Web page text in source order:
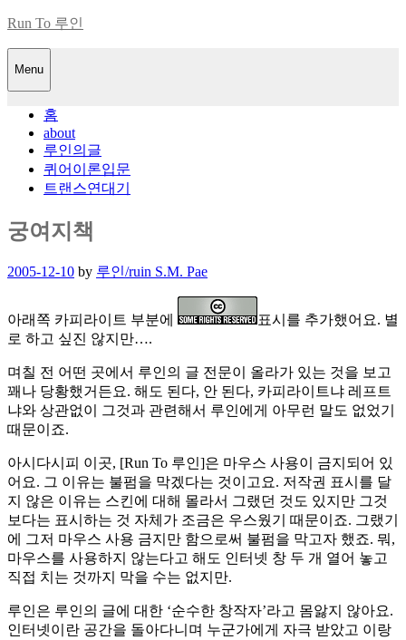
Skip
content
Run To 루인
Menu
홈
about
루인의글
퀴어이론입문
트랜스연대기
궁여지책
Posted
2005-12-10 by 루인/ruin S.M. Pae
아래쪽 카피라이트 부분에
표시를 추가했어요. 별
로 하고 싶진 않지만….
며칠 전 어떤 곳에서 루인의 글 전문이 올라가 있는 것을 보고
꽤나 당황했거든요. 해도 된다, 안 된다, 카피라이트냐 레프트
냐와 상관없이 그것과 관련해서 루인에게 아무런 말도 없었기
때문이죠.
아시다시피 이곳, [Run To 루인]은 마우스 사용이 금지되어 있
어요. 그 이유는 불펌을 막겠다는 것이고요. 저작권 표시를 달
지 않은 이유는 스킨에 대해 몰라서 그랬던 것도 있지만 그것
보다는 표시하는 것 자체가 조금은 우스웠기 때문이죠. 그랬기
에 그저 마우스 사용 금지만 함으로써 불펌을 막고자 했죠. 뭐,
마우스를 사용하지 않는다고 해도 인터넷 창 두 개 열어 놓고
직접 치는 것까지 막을 수는 없지만.
루인은 루인의 글에 대한 ‘순수한 창작자’라고 몸앓지 않아요.
인터넷이란 공간을 돌아다니며 누군가에게 자극 받았고 이랑